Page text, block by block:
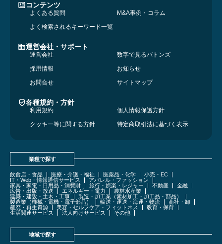
コンテンツ
よくある質問
M&A事例・コラム
よく検索されるキーワード一覧
運営会社・サポート
運営会社
数字で見るバトンズ
採用情報
お知らせ
お問合せ
サイトマップ
各種規約・方針
利用規約
個人情報保護方針
クッキー等に関する方針
特定商取引法に基づく表示
業種で探す
飲食店・食品 医療・介護・福祉 医薬品・化学
小売・EC
IT・Web・情報通信サービス
アパレル・ファッション
家具・家電・日用品・消費財
旅行・娯楽・レジャー 不動産
金融
広告・出版・放送
エネルギー・電力
農林水産業
建築・建設・土木・工事
製造・加工業（素材加工・加工品・部品）
製造業（機械・電機・電子部品）
輸送・運送・海運・物流
商社・卸
産廃・再生資源
美容・セルフケア・フィットネス
教育・保育
生活関連サービス
法人向けサービス その他
地域で探す